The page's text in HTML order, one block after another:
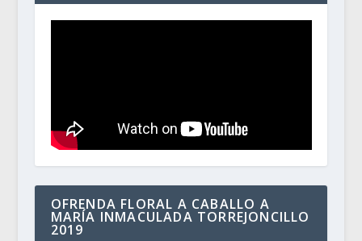
OFRENDA FLORAL A CABALLO A
MARÍA INMACULADA TORREJONCILLO
2019